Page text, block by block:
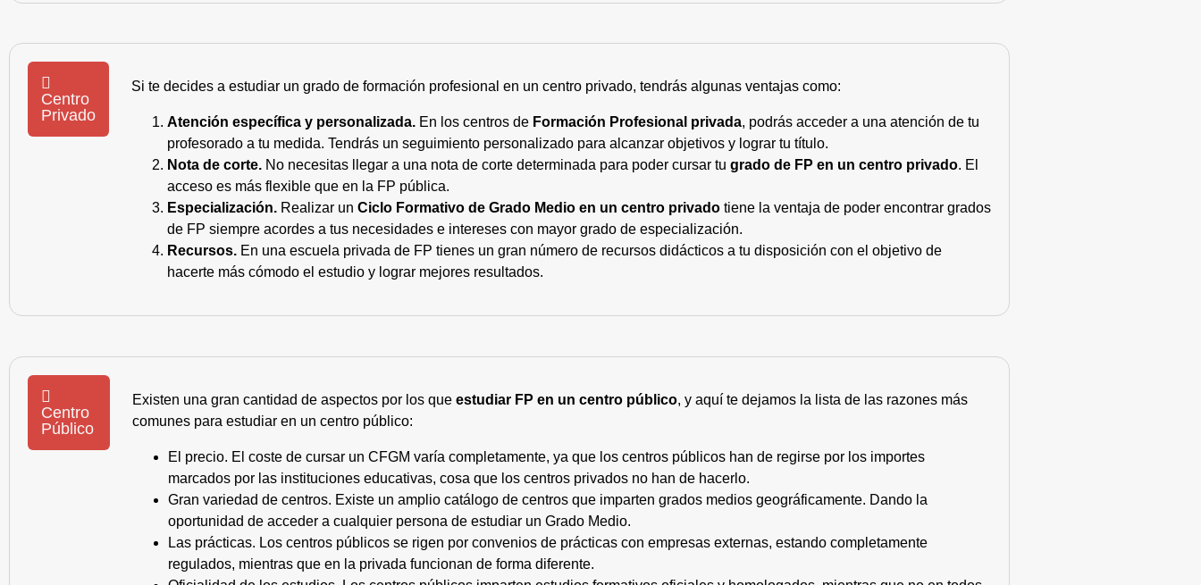
Centro
Privado
Si te decides a estudiar un grado de formación profesional en un centro privado, tendrás algunas ventajas como:
Atención específica y personalizada. En los centros de Formación Profesional privada, podrás acceder a una atención de tu
profesorado a tu medida. Tendrás un seguimiento personalizado para alcanzar objetivos y lograr tu título.
Nota de corte. No necesitas llegar a una nota de corte determinada para poder cursar tu grado de FP en un centro privado. El
acceso es más flexible que en la FP pública.
Especialización. Realizar un Ciclo Formativo de Grado Medio en un centro privado tiene la ventaja de poder encontrar grados
de FP siempre acordes a tus necesidades e intereses con mayor grado de especialización.
Recursos. En una escuela privada de FP tienes un gran número de recursos didácticos a tu disposición con el objetivo de
hacerte más cómodo el estudio y lograr mejores resultados.
Centro
Público
Existen una gran cantidad de aspectos por los queestudiar FP en un centro público, y aquí te dejamos la lista de las razones más
comunes para estudiar en un centro público:
El precio. El coste de cursar un CFGM varía completamente, ya que los centros públicos han de regirse por los importes
marcados por las instituciones educativas, cosa que los centros privados no han de hacerlo.
Gran variedad de centros. Existe un amplio catálogo de centros que imparten grados medios geográficamente. Dando la
oportunidad de acceder a cualquier persona de estudiar un Grado Medio.
Las prácticas. Los centros públicos se rigen por convenios de prácticas con empresas externas, estando completamente
regulados, mientras que en la privada funcionan de forma diferente.